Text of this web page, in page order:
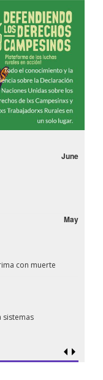
June
May
con muerte
sistemas